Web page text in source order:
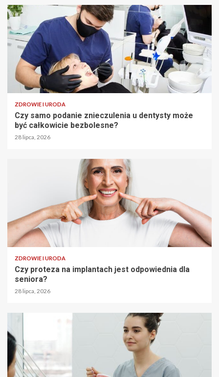
ZDROWIE I URODA
Czy samo podanie znieczulenia u dentysty może
być całkowicie bezbolesne?
28 lipca, 2026
ZDROWIE I URODA
Czy proteza na implantach jest odpowiednia dla
seniora?
28 lipca, 2026